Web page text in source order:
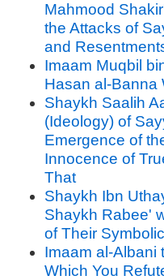
Mahmood
the Attacks of
and
Imaam Muqbil
Hasan al-Banna
Shaykh Saalih
(Ideology) of
Emergence of
Innocence of
That
Shaykh Ibn
Shaykh Rabee'
of Their
Imaam al-Albani
Which You